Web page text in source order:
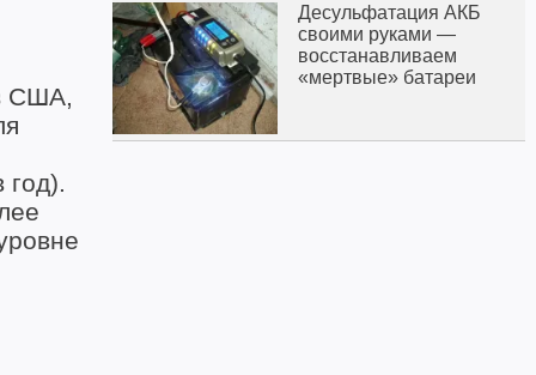
США,
год).
Десульфатация АКБ
своими руками —
восстанавливаем
«мертвые» батареи